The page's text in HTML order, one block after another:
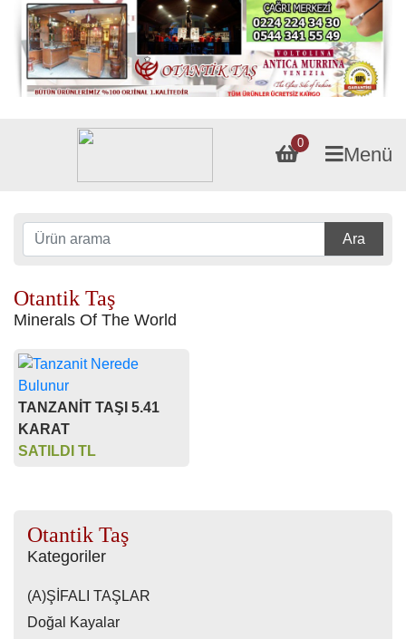
0
Menü
Ara
Otantik Taş
Minerals Of The World
TANZANİT TAŞI 5.41
KARAT
SATILDI TL
Otantik Taş
Kategoriler
(A)ŞİFALI TAŞLAR
Doğal Kayalar